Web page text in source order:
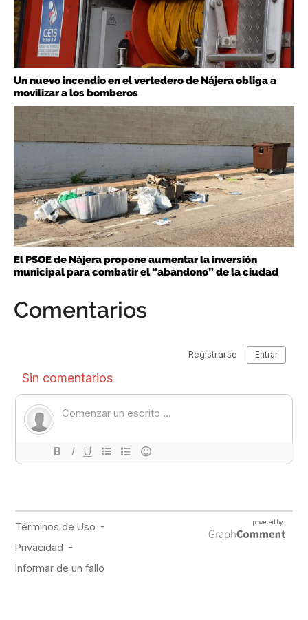
Un nuevo incendio en el vertedero de Nájera obliga a
movilizar a los bomberos
El PSOE de Nájera propone aumentar la inversión
municipal para combatir el “abandono” de la ciudad
Comentarios